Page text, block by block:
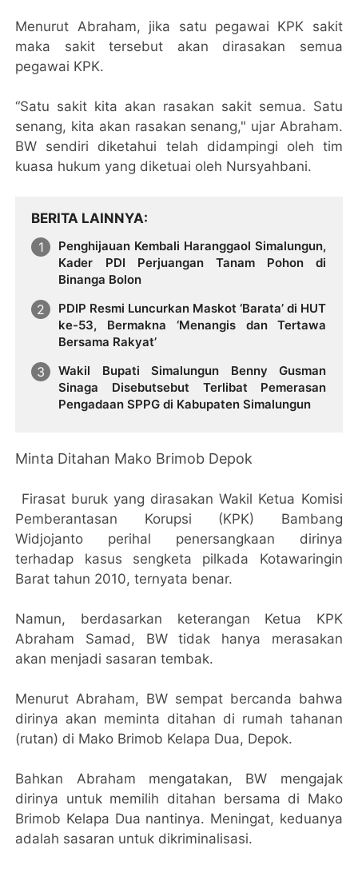
Menurut Abraham, jika satu pegawai KPK sakit
maka sakit tersebut akan dirasakan semua
pegawai KPK.
“Satu sakit kita akan rasakan sakit semua. Satu
senang, kita akan rasakan senang," ujar Abraham.
BW sendiri diketahui telah didampingi oleh tim
kuasa hukum yang diketuai oleh Nursyahbani.
BERITA LAINNYA
Penghijauan Kembali Haranggaol Simalungun,
Kader PDI Perjuangan Tanam Pohon di
Binanga Bolon
PDIP Resmi Luncurkan Maskot ‘Barata’ di HUT
ke-53, Bermakna ‘Menangis dan Tertawa
Bersama Rakyat’
Wakil Bupati Simalungun Benny Gusman
Sinaga Disebutsebut Terlibat Pemerasan
Pengadaan SPPG di Kabupaten Simalungun
Minta Ditahan Mako Brimob Depok
Firasat buruk yang dirasakan Wakil Ketua Komisi
Pemberantasan Korupsi (KPK) Bambang
Widjojanto perihal penersangkaan dirinya
terhadap kasus sengketa pilkada Kotawaringin
Barat tahun 2010, ternyata benar.
Namun, berdasarkan keterangan Ketua KPK
Abraham Samad, BW tidak hanya merasakan
akan menjadi sasaran tembak.
Menurut Abraham, BW sempat bercanda bahwa
dirinya akan meminta ditahan di rumah tahanan
(rutan) di Mako Brimob Kelapa Dua, Depok.
Bahkan Abraham mengatakan, BW mengajak
dirinya untuk memilih ditahan bersama di Mako
Brimob Kelapa Dua nantinya. Meningat, keduanya
adalah sasaran untuk dikriminalisasi.